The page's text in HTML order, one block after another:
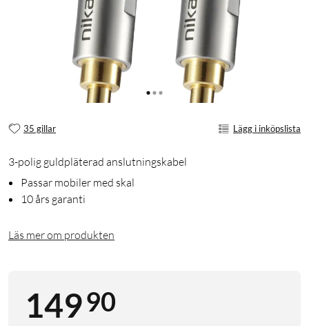
35 gillar Lägg i inköpslista
3-polig guldpläterad anslutningskabel
Passar mobiler med skal
10 års garanti
Läs mer om produkten
14990